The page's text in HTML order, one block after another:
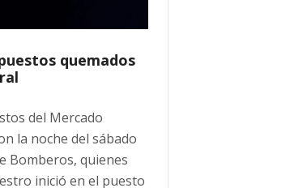
quemados
del Mercado
la noche del sábado
Bomberos, quienes
inició en el puesto